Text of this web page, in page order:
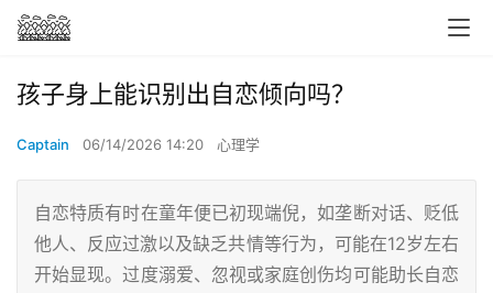
孩子身上能识别出自恋倾向吗？
Captain 06/14/2026 14:20 心理学
自恋特质有时在童年便已初现端倪，如垄断对话、贬低
他人、反应过激以及缺乏共情等行为，可能在12岁左右
开始显现。过度溺爱、忽视或家庭创伤均可能助长自恋